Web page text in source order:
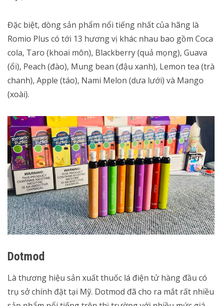
Đặc biệt, dòng sản phẩm nổi tiếng nhất của hãng là
Romio Plus có tới 13 hương vị khác nhau bao gồm Coca
cola, Taro (khoai môn), Blackberry (quả mọng), Guava
(ổi), Peach (đào), Mung bean (đậu xanh), Lemon tea (trà
chanh), Apple (táo), Nami Melon (dưa lưới) và Mango
(xoài).
Dotmod
Là thương hiệu sản xuất thuốc lá điện tử hàng đầu có
trụ sở chính đặt tại Mỹ. Dotmod đã cho ra mắt rất nhiều